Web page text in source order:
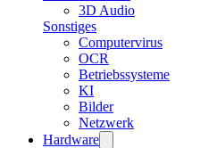
3D Audio
Sonstiges
Computervirus
OCR
Betriebssysteme
KI
Bilder
Netzwerk
Hardware